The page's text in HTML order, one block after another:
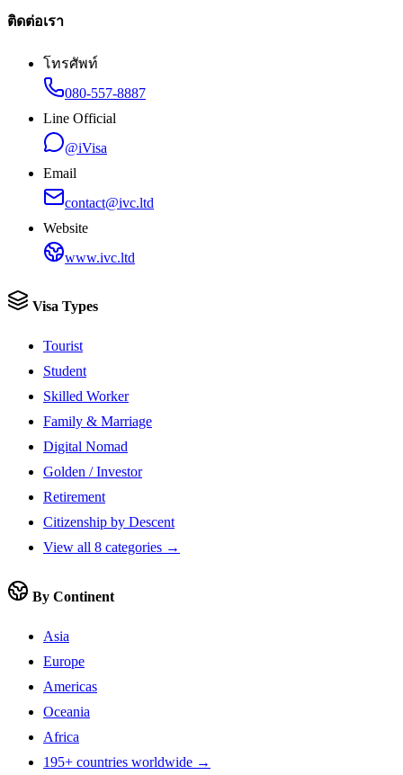
ติดต่อเรา
โทรศัพท์
080-557-8887
Line Official
@iVisa
Email
contact@ivc.ltd
Website
www.ivc.ltd
Visa Types
Tourist
Student
Skilled Worker
Family & Marriage
Digital Nomad
Golden / Investor
Retirement
Citizenship by Descent
View all 8 categories →
By Continent
Asia
Europe
Americas
Oceania
Africa
195+ countries worldwide →